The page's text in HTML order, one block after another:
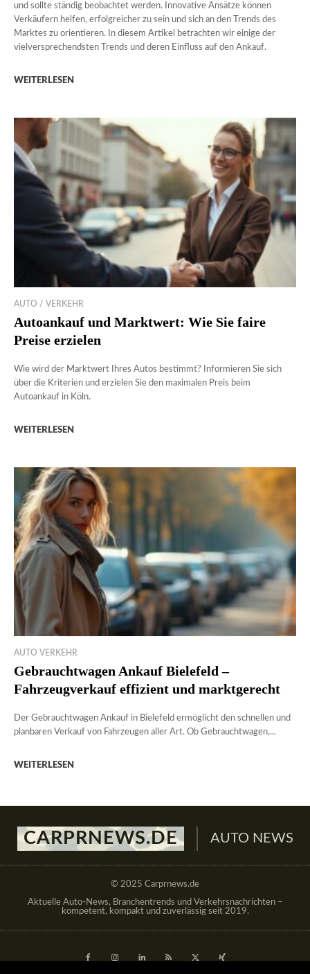
und sollte ständig beobachtet werden. Innovative Ansätze können
Verkäufern helfen, erfolgreicher zu sein und sich an den Trends des
Marktes zu orientieren. In diesem Artikel betrachten wir einige der
vielversprechendsten Trends und deren Einfluss auf den Ankauf.
WEITERLESEN
AUTO / VERKEHR
Autoankauf und Marktwert: Wie Sie faire
Preise erzielen
Wie wird der Marktwert Ihres Autos bestimmt? Informieren Sie sich
über die Kriterien und erzielen Sie den maximalen Preis beim
Autoankauf in Köln.
WEITERLESEN
AUTO VERKEHR
Gebrauchtwagen Ankauf Bielefeld –
Fahrzeugverkauf effizient und marktgerecht
Der Gebrauchtwagen Ankauf in Bielefeld ermöglicht den schnellen und
planbaren Verkauf von Fahrzeugen aller Art. Ob Gebrauchtwagen,...
WEITERLESEN
CARPRNEWS.DE AUTO NEWS
© 2025 Carprnews.de
Aktuelle Auto-News, Branchentrends und Verkehrsnachrichten –
kompetent, kompakt und zuverlässig seit 2019.